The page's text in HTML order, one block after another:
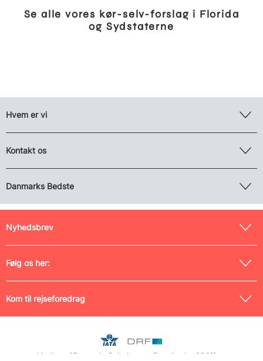
Se alle vores kør-selv-forslag i Florida
og Sydstaterne
Hvem er vi
Kontakt os
Danmarks Bedste
Nyhedsbrev
Følg os her:
Kom til rejseforedrag
Medlem af Danmarks Rejsebureau-Forening (nr. 0042) og